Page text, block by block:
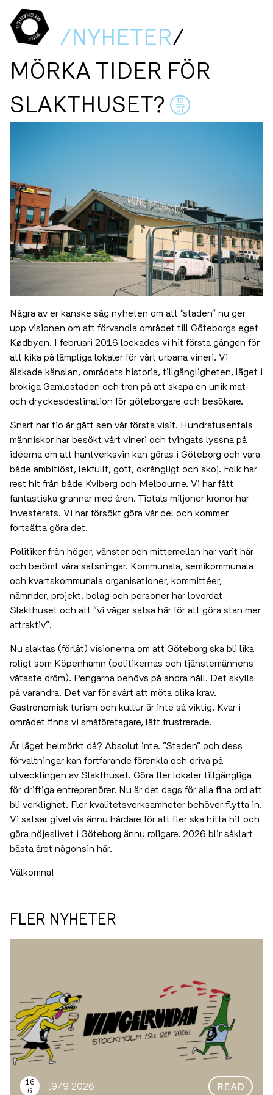
/NYHETER/
MÖRKA TIDER FÖR
SLAKTHUSET?
12
07
Några av er kanske såg nyheten om att ”staden” nu ger
upp visionen om att förvandla området till Göteborgs eget
Kødbyen. I februari 2016 lockades vi hit första gången för
att kika på lämpliga lokaler för vårt urbana vineri. Vi
älskade känslan, områdets historia, tillgängligheten, läget i
brokiga Gamlestaden och tron på att skapa en unik mat-
och dryckesdestination för göteborgare och besökare.
Snart har tio år gått sen vår första visit. Hundratusentals
människor har besökt vårt vineri och tvingats lyssna på
idéerna om att hantverksvin kan göras i Göteborg och vara
både ambitiöst, lekfullt, gott, okrångligt och skoj. Folk har
rest hit från både Kviberg och Melbourne. Vi har fått
fantastiska grannar med åren. Tiotals miljoner kronor har
investerats. Vi har försökt göra vår del och kommer
fortsätta göra det.
Politiker från höger, vänster och mittemellan har varit här
och berömt våra satsningar. Kommunala, semikommunala
och kvartskommunala organisationer, kommittéer,
nämnder, projekt, bolag och personer har lovordat
Slakthuset och att ”vi vågar satsa här för att göra stan mer
attraktiv”.
Nu slaktas (förlåt) visionerna om att Göteborg ska bli lika
roligt som Köpenhamn (politikernas och tjänstemännens
våtaste dröm). Pengarna behövs på andra håll. Det skylls
på varandra. Det var för svårt att möta olika krav.
Gastronomisk turism och kultur är inte så viktig. Kvar i
området finns vi småföretagare, lätt frustrerade.
Är läget helmörkt då? Absolut inte. ”Staden” och dess
förvaltningar kan fortfarande förenkla och driva på
utvecklingen av Slakthuset. Göra fler lokaler tillgängliga
för driftiga entreprenörer. Nu är det dags för alla fina ord att
bli verklighet. Fler kvalitetsverksamheter behöver flytta in.
Vi satsar givetvis ännu hårdare för att fler ska hitta hit och
göra nöjeslivet i Göteborg ännu roligare. 2026 blir såklart
bästa året någonsin här.
Välkomna!
FLER NYHETER
16
6
19/9 2026 READ